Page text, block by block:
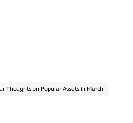
Thoughts on Popular Assets in March